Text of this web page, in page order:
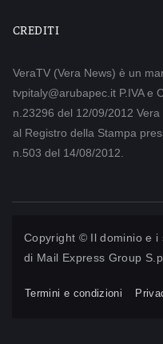
CREDITI
VeraTV (Vera News) è un
tvpitaly@arubapec.it P.IVA e
n.23296 del 12/09/2012
al Registro della Stampa
n.503 del 14/08/2012.
Copyright © Il dominio e i
di Mail Express Group
Termini e condizioni